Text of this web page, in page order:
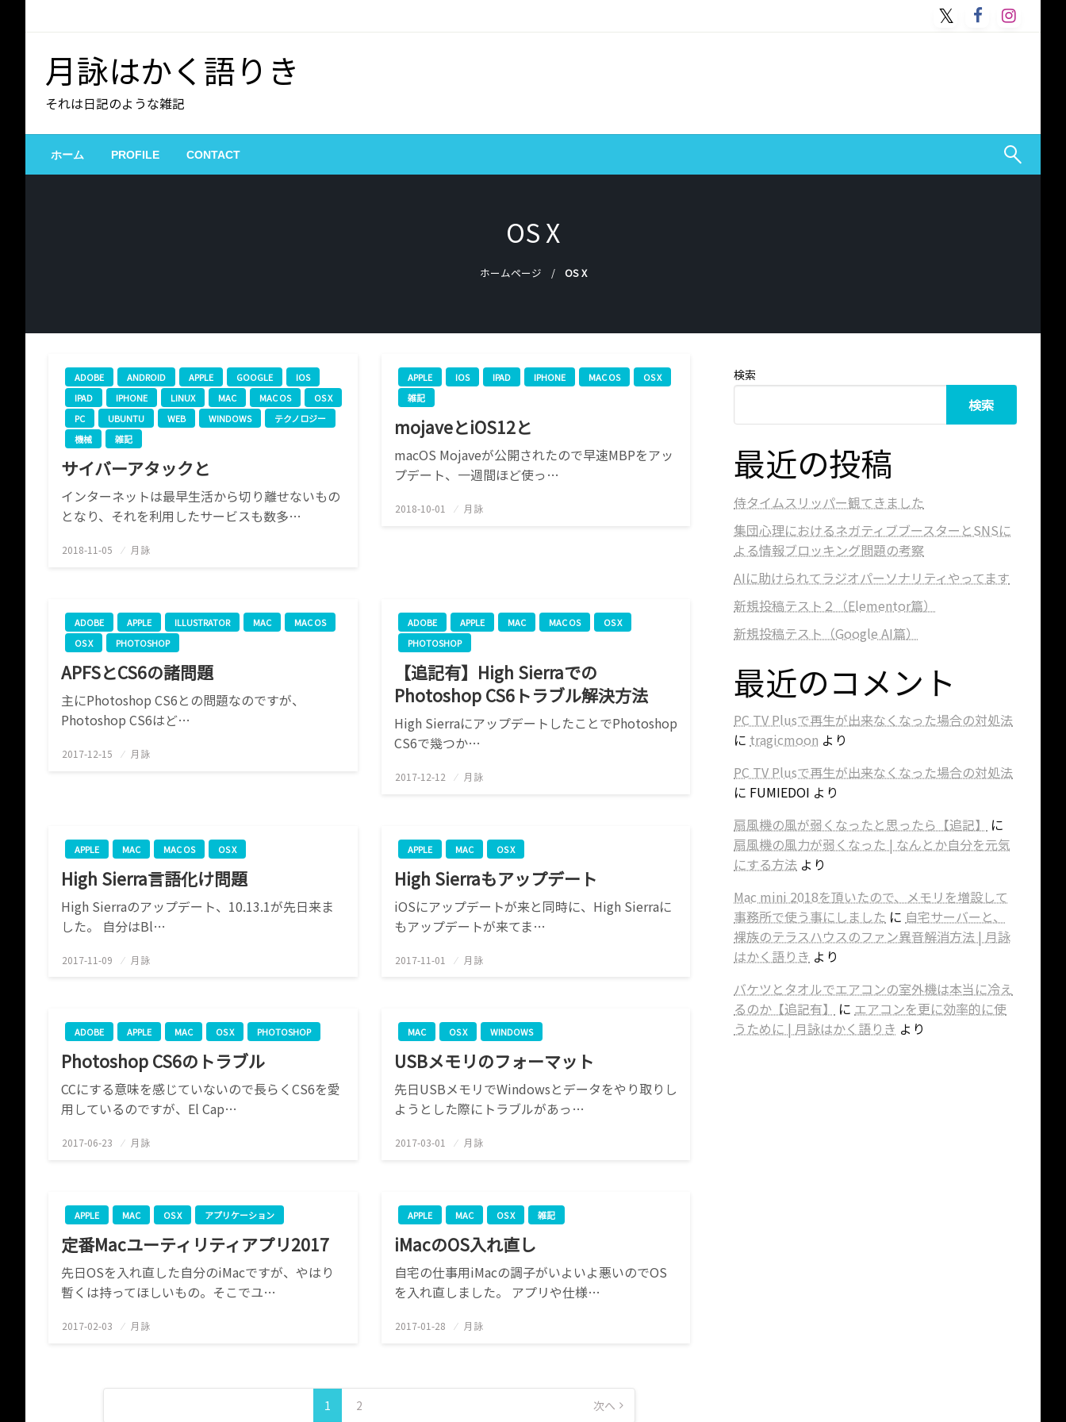
月詠はかく語りき
それは日記のような雑記
ホーム PROFILE CONTACT
OS X
ホームページ OS X
ADOBE ANDROID APPLE GOOGLE
IOS
IPAD
IPHONE LINUX MAC MAC OS
OS X
PC
UBUNTU WEB WINDOWS
テクノロジー
機械
雑記
サイバーアタックと
インターネットは最早生活から切り離せないもの
となり、それを利用したサービスも数多…
投
2018-11-05 月詠
APPLE IOS IPAD IPHONE MAC OS
OS X
雑記
mojaveとiOS12と
macOS Mojaveが公開されたので早速MBPをアッ
プデート、一週間ほど使っ…
投
2018-10-01 月詠
ADOBE APPLE ILLUSTRATOR MAC
MAC OS
OS X
PHOTOSHOP
APFSとCS6の諸問題
主にPhotoshop CS6との問題なのですが、
Photoshop CS6はど…
投
2017-12-15 月詠
ADOBE APPLE MAC MAC OS
OS X
PHOTOSHOP
【追記有】High Sierraでの
Photoshop CS6トラブル解決方法
High SierraにアップデートしたことでPhotoshop
CS6で幾つか…
投
2017-12-12 月詠
APPLE MAC MAC OS OS X
High Sierra言語化け問題
High Sierraのアップデート、10.13.1が先日来ま
した。 自分はBl…
投
2017-11-09 月詠
APPLE MAC OS X
High Sierraもアップデート
iOSにアップデートが来と同時に、High Sierraに
もアップデートが来てま…
投
2017-11-01 月詠
ADOBE APPLE MAC OS X PHOTOSHOP
Photoshop CS6のトラブル
CCにする意味を感じていないので長らくCS6を愛
用しているのですが、El Cap…
投
2017-06-23 月詠
MAC OS X WINDOWS
USBメモリのフォーマット
先日USBメモリでWindowsとデータをやり取りし
ようとした際にトラブルがあっ…
投
2017-03-01 月詠
APPLE MAC OS X アプリケーション
定番Macユーティリティアプリ2017
先日OSを入れ直した自分のiMacですが、やはり
暫くは持ってほしいもの。そこでユ…
投
2017-02-03 月詠
APPLE MAC OS X 雑記
iMacのOS入れ直し
自宅の仕事用iMacの調子がいよいよ悪いのでOS
を入れ直しました。 アプリや仕様…
投
2017-01-28 月詠
投
1 2 次へ
検索
検索
最近の投稿
侍タイムスリッパー観てきました
集団心理におけるネガティブブースターとSNSに
よる情報ブロッキング問題の考察
AIに助けられてラジオパーソナリティやってます
新規投稿テスト２（Elementor篇）
新規投稿テスト（Google AI篇）
最近のコメント
PC TV Plusで再生が出来なくなった場合の対処法
に tragicmoon より
PC TV Plusで再生が出来なくなった場合の対処法
に FUMIEDOI より
扇風機の風が弱くなったと思ったら【追記】
に
扇風機の風力が弱くなった | なんとか自分を元気
にする方法 より
Mac mini 2018を頂いたので、メモリを増設して
事務所で使う事にしました に 自宅サーバーと、
裸族のテラスハウスのファン異音解消方法 | 月詠
はかく語りき より
バケツとタオルでエアコンの室外機は本当に冷え
るのか【追記有】
に エアコンを更に効率的に使
うために | 月詠はかく語りき より